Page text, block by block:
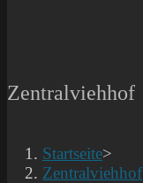
Zentralviehhof
Startseite>
Zentralviehhof